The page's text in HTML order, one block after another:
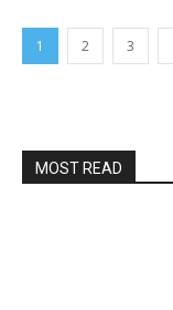
1 2 3
MOST READ